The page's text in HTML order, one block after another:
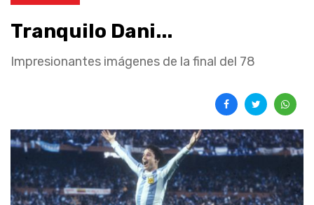
Tranquilo Dani...
Impresionantes imágenes de la final del 78